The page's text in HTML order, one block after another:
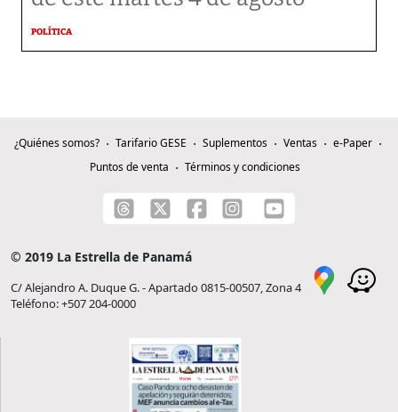
POLÍTICA
¿Quiénes somos? Tarifario GESE Suplementos Ventas
e-Paper
Puntos de venta
Términos y condiciones
© 2019 La Estrella de Panamá
C/ Alejandro A. Duque G. - Apartado 0815-00507, Zona 4
Teléfono: +507 204-0000